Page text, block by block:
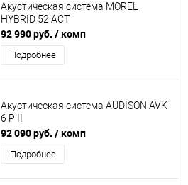
Акустическая система MOREL
HYBRID 52 ACT
92 990 руб. / комп
Подробнее
Акустическая система AUDISON AVK
6 P II
92 090 руб. / комп
Подробнее